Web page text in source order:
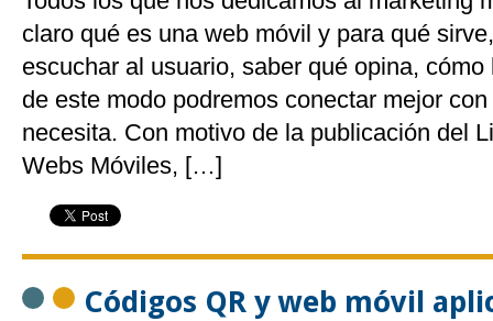
claro qué es una web móvil y para qué
escuchar al usuario, saber qué opina,
de este modo podremos conectar mejor
necesita. Con motivo de la publicación del
Webs Móviles, […]
Códigos QR y web móvil